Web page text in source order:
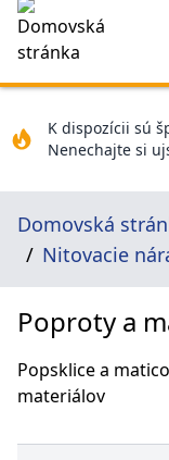
K dispozícii sú
Nenechajte si
Domovská
Nitovacie
Poproty a
Popsklice a
materiálov